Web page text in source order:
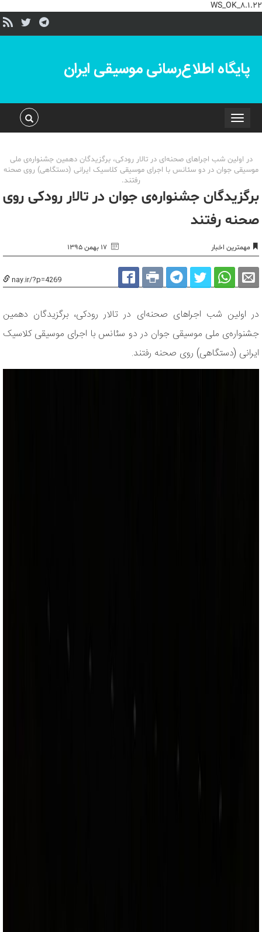
WS_OK_8.1.22
پایگاه اطلاع‌رسانی موسیقی ایران
Toggle
navigation
در اولین شب اجراهای صحنه‌ای در تالار رودکی، برگزیدگان دهمین جشنواره‌ی ملی
موسیقی جوان در دو سئانس با اجرای موسیقی کلاسیک ایرانی (دستگاهی) روی صحنه
رفتند.
برگزیدگان جشنواره‌ی جوان در تالار رودکی روی
صحنه رفتند
مهمترین اخبار ۱۷ بهمن ۱۳۹۵
nay.ir/?p=4269
در اولین شب اجراهای صحنه‌ای در تالار رودکی، برگزیدگان دهمین
جشنواره‌ی ملی موسیقی جوان در دو سئانس با اجرای موسیقی کلاسیک
ایرانی (دستگاهی) روی صحنه رفتند.